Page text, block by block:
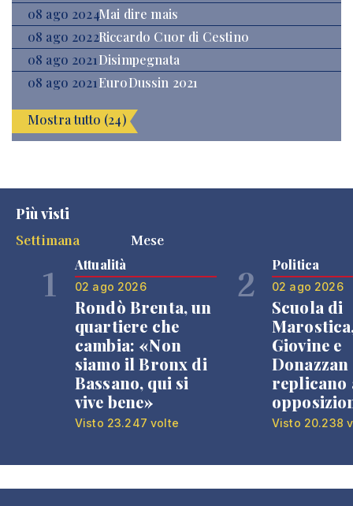
08 ago 2024Mai dire mais
08 ago 2022Riccardo Cuor di Cestino
08 ago 2021Disimpegnata
08 ago 2021EuroDussin 2021
Mostra tutto (24)
Più visti
Settimana
Mese
1 Attualità
02 ago 2026
Rondò Brenta, un
quartiere che
cambia: «Non
siamo il Bronx di
Bassano, qui si
vive bene»
Visto 23.247 volte
2 Politica
02 ago 2026
Scuola di
Giovine e
Donazzan
replicano
Visto 20.238